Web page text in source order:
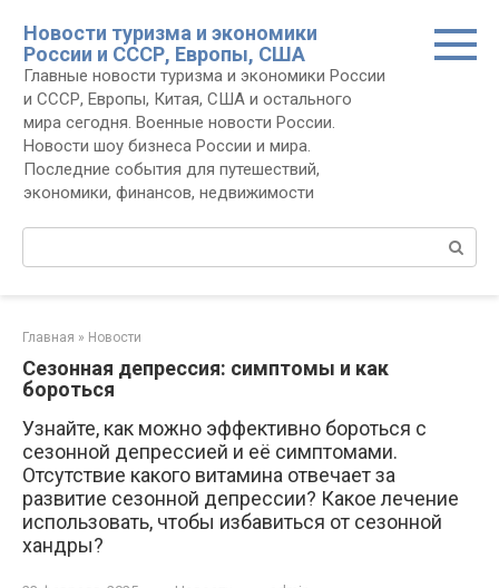
контенту
Новости туризма и экономики
России и СССР, Европы, США
Главные новости туризма и экономики России
и СССР, Европы, Китая, США и остального
мира сегодня. Военные новости России.
Новости шоу бизнеса России и мира.
Последние события для путешествий,
экономики, финансов, недвижимости
Поиск:
Главная » Новости
Сезонная депрессия: симптомы и как
бороться
Узнайте, как можно эффективно бороться с
сезонной депрессией и её симптомами.
Отсутствие какого витамина отвечает за
развитие сезонной депрессии? Какое лечение
использовать, чтобы избавиться от сезонной
хандры?